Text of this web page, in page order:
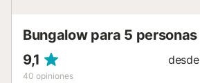
Bungalow para 5 personas
9,1
40 opiniones
desde